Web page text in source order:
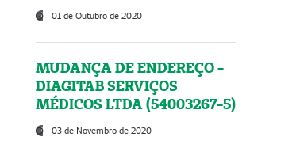
01 de Outubro de 2020
MUDANÇA DE ENDEREÇO -
DIAGITAB SERVIÇOS
MÉDICOS LTDA (54003267-5)
03 de Novembro de 2020